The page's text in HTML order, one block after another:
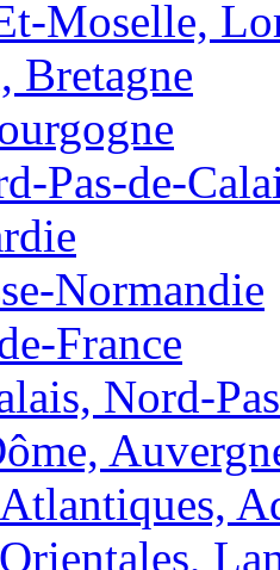
Moselle,
Bretagne
Pas-de-
Normandie
France
Nord-